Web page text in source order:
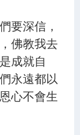
要深信，
佛教我去
成就自
永遠都以
心不會生